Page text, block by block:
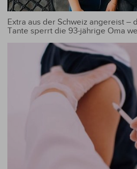
Extra aus der Schweiz angereist –
Tante sperrt die 93-jährige Oma